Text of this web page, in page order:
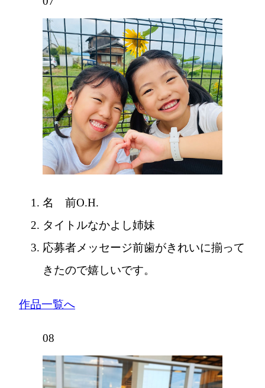
名 前O.H.
タイトルなかよし姉妹
応募者メッセージ前歯がきれいに揃って
きたので嬉しいです。
作品一覧へ
08